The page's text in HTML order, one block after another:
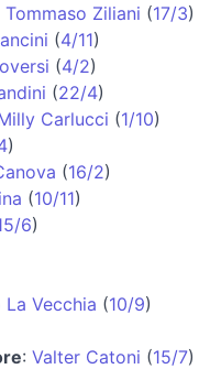
Tommaso Ziliani (17/3)
(4/11)
(4/2)
(22/4)
Carlucci (1/10)
)
(16/2)
(10/11)
6)
La Vecchia (10/9)
: Valter Catoni (15/7)